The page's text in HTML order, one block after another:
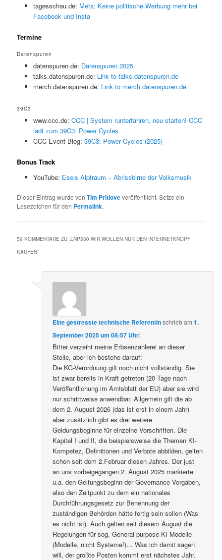
tagesschau.de: Meta: Keine politische Werbung mehr bei
Facebook und Insta
Termine
Datenspuren
datenspuren.de: Datenspuren 2025
talks.datenspuren.de: Link to talks.datenspuren.de
merch.datenspuren.de: Link to merch.datenspuren.de
39C3
www.ccc.de: CCC | System runterfahren, neu starten! CCC
lädt zum 39C3: Power Cycles
CCC Event Blog: 39C3: Power Cycles (2025)
Bonus Track
YouTube: Esels Alptraum – Abrissbirne der Volksmusik
Dieser Eintrag wurde vonTim Pritloveveröffentlicht. Setze ein
Lesezeichen für den Permalink.
59 KOMMENTARE ZU „LNP530 WIR WOLLEN NUR DEN INTERNETKNOPF
KAUFEN“
Eine gestresste technische Referentinschriebam1.
September 2025 um 08:57 Uhr:
Bitter verzeiht meine Erbsenzählerei an dieser
Stelle, aber ich bestehe darauf:
Die KG-Verordnung gilt noch nicht vollständig. Sie
ist zwar bereits in Kraft getreten (20 Tage nach
Veröffentlichung im Amtsblatt der EU) aber sie wird
nur schrittweise anwendbar. Allgemein gilt die ab
dem 2. August 2026 (das ist erst in einem Jahr)
aber zusätzlich gibt es drei weitere
Geldungsbeginne für einzelne Vorschriften. Die
Kapitel I und II, die beispielsweise die Themen KI-
Kompetez, Definitionen und Verbote abbilden, gelten
schon seit dem 2.Februar diesen Jahres. Der just
an uns vorbeigegangen 2. August 2025 markierte
u.a. den Geltungsbeginn der Governance Vorgaben,
also den Zeitpunkt zu dem ein nationales
Durchführungsgesetz zur Benennung der
zuständigen Behörden hätte fertig sein sollen (Was
es nicht ist). Auch gelten seit diesem August die
Regelungen für sog. General purpose KI Modelle
(Modelle, nicht Systeme!)… Was ich damit sagen
will, der größte Posten kommt erst nächstes Jahr.